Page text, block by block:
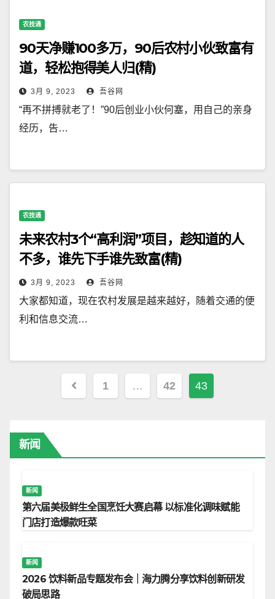
农技通
90天净赚100多万，90后农村小伙致富有
道，轻松抱得美人归(精)
3月 9, 2023 吾谷网
“再不拼搏就老了！”90后创业小伙何塞，用自己的亲身
经历，告…
农技通
未来农村3个“高利润”项目，趁知道的人
不多，谁先下手谁先致富(精)
3月 9, 2023 吾谷网
大家都知道，现在农村发展是越来越好，随着交通的便
利和信息交流…
文
航
1 … 42 43
新闻
新闻
第六届美极鲜生全国烹饪大赛启幕 以标准化调味赋能
门店打造爆款旺菜
新闻
2026 饮料新品专题发布会｜海力腾分享饮料创新研发
破局思路